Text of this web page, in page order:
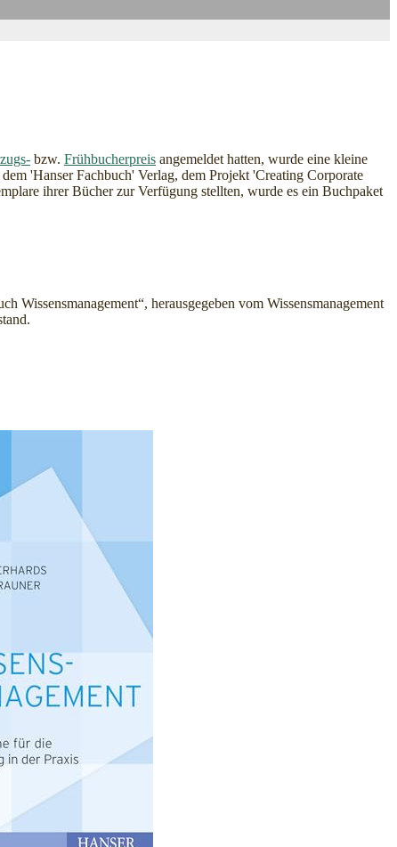
bzw. Frühbucherpreis angemeldet hatten, wurde eine kleine
'Hanser Fachbuch' Verlag, dem Projekt 'Creating Corporate
ihrer Bücher zur Verfügung stellten, wurde es ein Buchpaket
Wissensmanagement“, herausgegeben vom Wissensmanagement